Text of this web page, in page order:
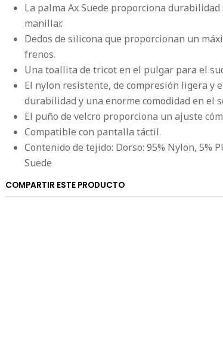
La palma Ax Suede proporciona
manillar.
Dedos de silicona que proporcionan un
frenos.
Una toallita de tricot en el pulgar para el
El nylon resistente, de compresión ligera y
durabilidad y una enorme comodidad en el
El puño de velcro proporciona un ajuste
Compatible con pantalla táctil.
Contenido de tejido: Dorso: 95% Nylon, 5%
Suede
COMPARTIR ESTE PRODUCTO